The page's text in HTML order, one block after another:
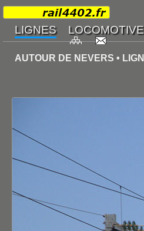
AUTOUR DE NEVERS •